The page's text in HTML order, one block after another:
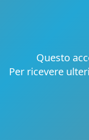
Questo
Per ricevere